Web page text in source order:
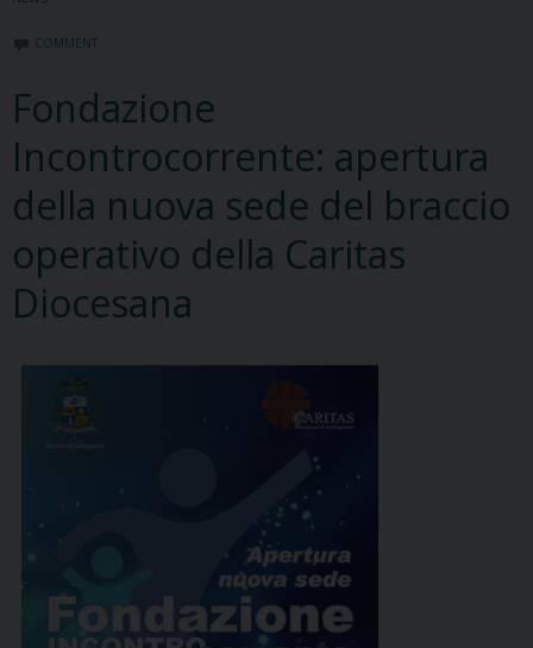
COMMENT
Fondazione
Incontrocorrente: apertura
della nuova sede del braccio
operativo della Caritas
Diocesana